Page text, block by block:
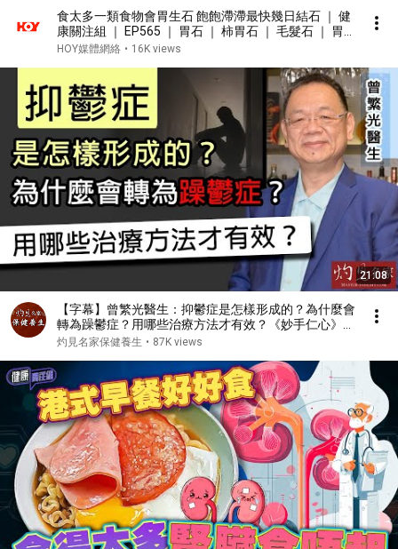
食太多一類食物會胃生石 飽飽滯滯最快幾日結石 ｜ 健
康關注組 ｜ EP565 ｜ 胃石 ｜ 柿胃石 ｜ 毛髮石 ｜ 胃
乳石 ｜ 單寧酸 ｜ 黃芳雯 ｜ 朱智賢 ｜ HOY
HOY媒體網絡 • 16K views
21:08
【字幕】曾繁光醫生：抑鬱症是怎樣形成的？為什麼會
轉為躁鬱症？用哪些治療方法才有效？《妙手仁心》
（2022-03-15）
灼見名家保健養生 • 87K views